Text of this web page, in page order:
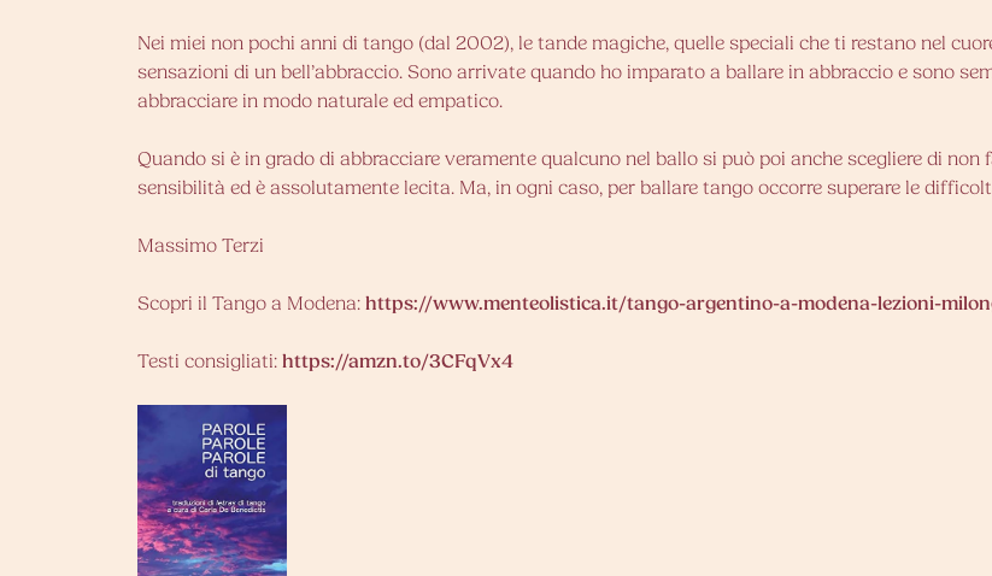
Nei miei non pochi anni di tango (dal 2002), le tande magiche, quelle speciali che ti restano nel
sensazioni di un bell’abbraccio. Sono arrivate quando ho imparato a ballare in abbraccio e sono
abbracciare in modo naturale ed empatico.
Quando si è in grado di abbracciare veramente qualcuno nel ballo si può poi anche scegliere di
sensibilità ed è assolutamente lecita. Ma, in ogni caso, per ballare tango occorre superare le
Massimo Terzi
Scopri il Tango a Modena: https://www.menteolistica.it/tango-argentino-a-modena-lezioni-
Testi consigliati: https://amzn.to/3CFqVx4